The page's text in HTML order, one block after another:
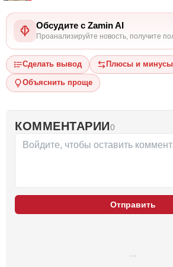
Обсудите с Zamin AI
Проанализируйте новость, получите
Сделать вывод Плюсы и минусы
Объяснить проще
КОММЕНТАРИИ0
Отправить